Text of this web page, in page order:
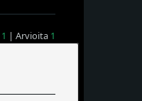
1 | Arvioita 1